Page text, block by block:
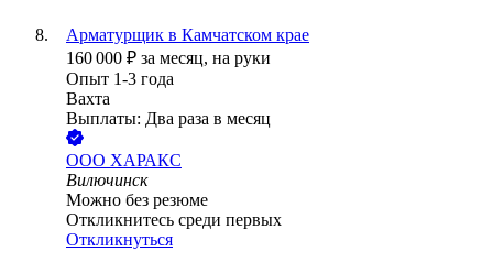
Арматурщик в Камчатском крае
160 000 ₽ за месяц, на руки
Опыт 1-3 года
Вахта
Выплаты: Два раза в месяц
ООО ХАРАКС
Вилючинск
Можно без резюме
Откликнитесь среди первых
Откликнуться